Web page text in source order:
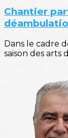
Chantier
Dans le cadre
saison des arts